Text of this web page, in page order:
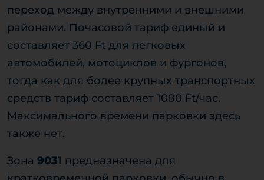
переход между внутренними и внешними
районами. Почасовой тариф единый и
составляет 360 Ft для легковых
автомобилей, мотоциклов и фургонов,
тогда как для более крупных транспортных
средств тариф составляет 1080 Ft/час.
Максимального времени парковки здесь
также нет.
Зона 9031 предназначена для